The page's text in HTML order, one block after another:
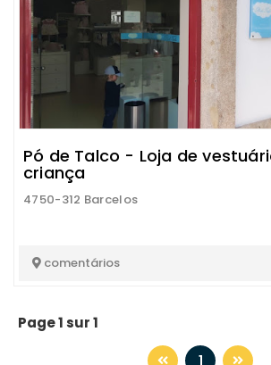
Pó de Talco - Loja de
criança
4750-312 Barcelos
comentários
Page 1 sur 1
1